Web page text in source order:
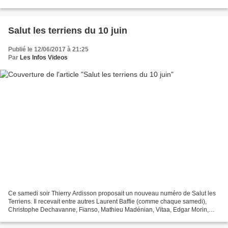
Salut les terriens du 10 juin
Publié le 12/06/2017 à 21:25
Par Les Infos Videos
Ce samedi soir Thierry Ardisson proposait un nouveau numéro de Salut les
Terriens. Il recevait entre autres Laurent Baffie (comme chaque samedi),
Christophe Dechavanne, Fianso, Mathieu Madénian, Vitaa, Edgar Morin,